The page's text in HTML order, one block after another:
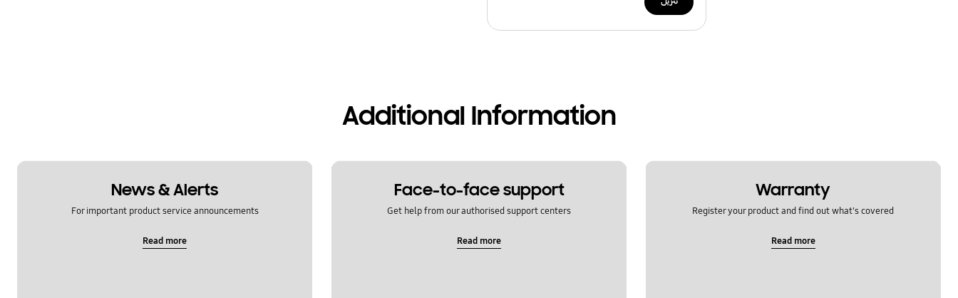
Additional Information
Warranty
Register your product and find out what's covered
Read more
Face-to-face support
Get help from our authorised support centers
Read more
News & Alerts
For important product service announcements
Read more